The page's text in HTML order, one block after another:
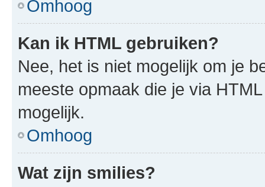
Omhoog
Kan ik HTML gebruiken?
Nee, het is niet mogelijk om je
meeste opmaak die je via
mogelijk.
Omhoog
Wat zijn smilies?